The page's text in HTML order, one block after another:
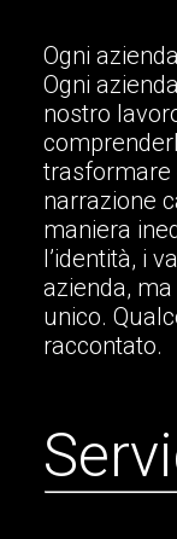
Ogni
Ogni
nostro
trasformare
narrazione
maniera
l’identità, i
azienda,
unico.
raccontato.
Servi